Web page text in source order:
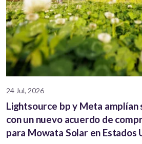
24 Jul, 2026
Lightsource bp y Meta amplían
con un nuevo acuerdo de
para Mowata Solar en Estados